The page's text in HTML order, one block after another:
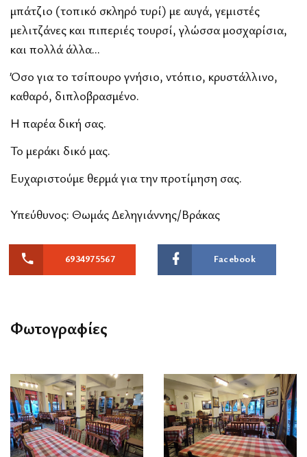
μπάτζιο (τοπικό σκληρό τυρί) με αυγά, γεμιστές
μελιτζάνες και πιπεριές τουρσί, γλώσσα μοσχαρίσια,
και πολλά άλλα...
Όσο για το τσίπουρο γνήσιο, ντόπιο, κρυστάλλινο,
καθαρό, διπλοβρασμένο.
Η παρέα δική σας.
Το μεράκι δικό μας.
Ευχαριστούμε θερμά για την προτίμηση σας.
Υπεύθυνος: Θωμάς Δεληγιάννης/Βράκας
6934975567 Facebook
Φωτογραφίες